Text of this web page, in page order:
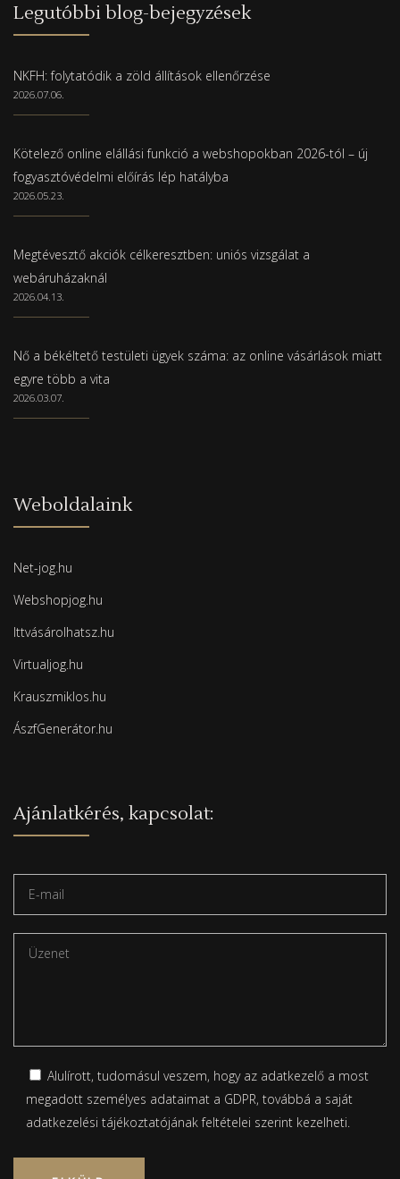
Legutóbbi blog-bejegyzések
NKFH: folytatódik a zöld állítások ellenőrzése
2026.07.06.
Kötelező online elállási funkció a webshopokban 2026-tól – új
fogyasztóvédelmi előírás lép hatályba
2026.05.23.
Megtévesztő akciók célkeresztben: uniós vizsgálat a
webáruházaknál
2026.04.13.
Nő a békéltető testületi ügyek száma: az online vásárlások miatt
egyre több a vita
2026.03.07.
Weboldalaink
Net-jog.hu
Webshopjog.hu
Ittvásárolhatsz.hu
Virtualjog.hu
Krauszmiklos.hu
ÁszfGenerátor.hu
Ajánlatkérés, kapcsolat:
Alulírott, tudomásul veszem, hogy az adatkezelő a most
megadott személyes adataimat a GDPR, továbbá a saját
adatkezelési tájékoztatójánakfeltételei szerint kezelheti.
Please leave this field empty.